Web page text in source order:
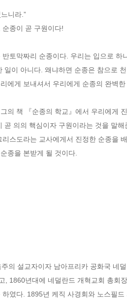
니라.”
종이 곧 구원이다!
토막짜리 순종이다. 우리는 입으로
일이 아니다. 왜냐하면 순종은 참으로
에게 보내셔서 우리에게 순종의 완벽
의 책 『순종의 학교』에서 우리에게
곧 의의 핵심이자 구원이라는 것을 말
스도라는 교사에게서 진정한 순종을
종을 본받게 될 것이다.
의 설교자이자 남아프리카 공화국 네
, 1860년대에 네덜란드 개혁교회 총회
하였다. 1895년 케직 사경회와 노스필